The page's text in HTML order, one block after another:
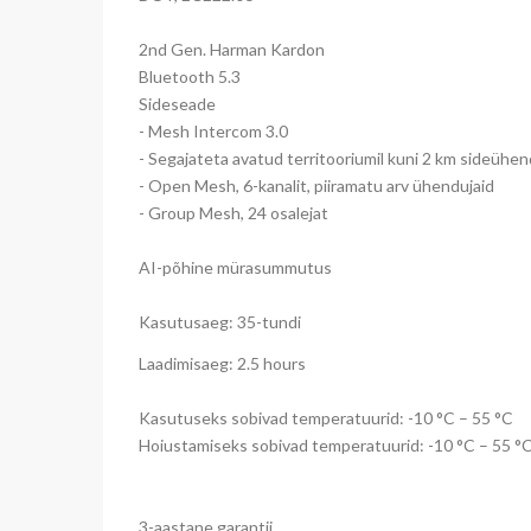
2nd Gen. Harman Kardon
Bluetooth 5.3
Sideseade
- Mesh Intercom 3.0
- Segajateta avatud territooriumil kuni 2 km
- Open Mesh, 6-kanalit, piiramatu arv ühendujaid
- Group Mesh, 24 osalejat
AI-põhine mürasummutus
Kasutusaeg: 35-tundi
Laadimisaeg: 2.5 hours
Kasutuseks sobivad temperatuurid: -10 °C – 55 °C
Hoiustamiseks sobivad temperatuurid: -10 °C – 55 °C
3-aastane garantii